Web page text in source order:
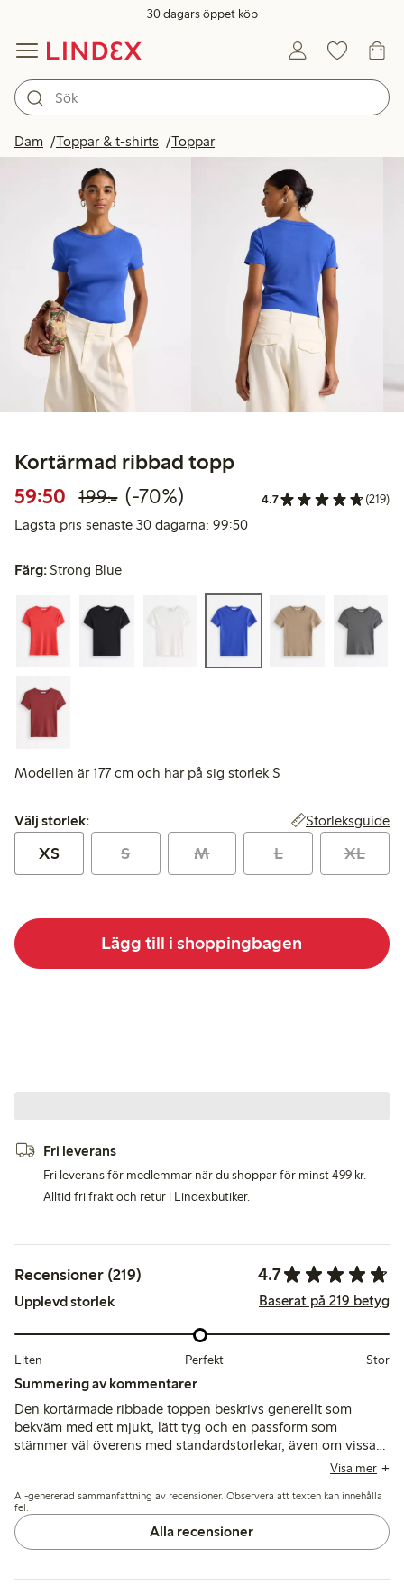
30 dagars öppet köp
Dam Toppar & t-shirts Toppar
Kortärmad ribbad topp
59:50 Rabatterat pris: 59,50 kr
199:-Ordinarie pris: 199,00 kr
70% rabatt
(-70%) 4.7 (219)
Lägsta pris senaste 30 dagarna: 99:50Lägsta pris senaste 30
Färg: Strong Blue
Modellen är 177 cm och har på sig storlek S
Välj storlek:
Välj storlek: Storleksguide
XS S M L XL
Lägg till i shoppingbagen
Fri leverans
Fri leverans för medlemmar när du shoppar för minst 499 kr.
Alltid fri frakt och retur i Lindexbutiker.
Recensioner (219) 4.7
Upplevd storlek Baserat på 219 betyg
Liten Perfekt Stor
Summering av kommentarer
Den kortärmade ribbade toppen beskrivs generellt som
bekväm med ett mjukt, lätt tyg och en passform som
stämmer väl överens med standardstorlekar, även om vissa
föreslår att man bör välja en större storlek för en lösare
bilderna och att stilen är mångsidig, medan några nämner
att materialet är tunt och kan tappa formen eller visa slitage
efter tvätt.
Visa mer
AI-genererad sammanfattning av recensioner. Observera att texten kan innehålla
fel.
Alla recensioner